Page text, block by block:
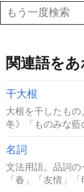
関連語を
干大根
大根を干したも
冬》「ものみな藍
名詞
文法用語。品詞の
「春」「友情」